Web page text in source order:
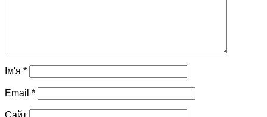
Ім'я *
Email *
Сайт